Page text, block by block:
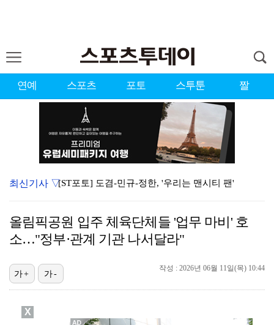
연예 스포츠 포토 스투툰 짤
[ST포토] 도겸-민규-정한, '우리는 맨시티 팬'
'미우새' 탁재훈, 50대 마지막 생일날 '아근진' 폐…
'7번' 이강인, 한국 팬들 앞에서 AT마드리드 데뷔……
한소희, 청순미 벗고 파격 탈색 머리…강렬 아우라 [스…
최신기사 ▽
올림픽공원 입주 체육단체들 '업무 마비' 호
소…"정부·관계 기관 나서달라"
작성 : 2026년 06월 11일(목) 10:44
가+ 가-
X